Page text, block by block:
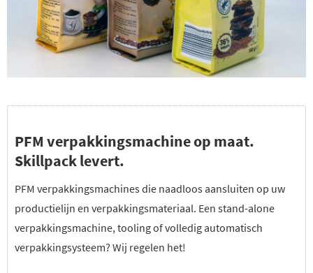
PFM verpakkingsmachine op maat.
Skillpack levert.
PFM verpakkingsmachines die naadloos aansluiten op uw
productielijn en verpakkingsmateriaal. Een stand-alone
verpakkingsmachine, tooling of volledig automatisch
verpakkingsysteem? Wij regelen het!